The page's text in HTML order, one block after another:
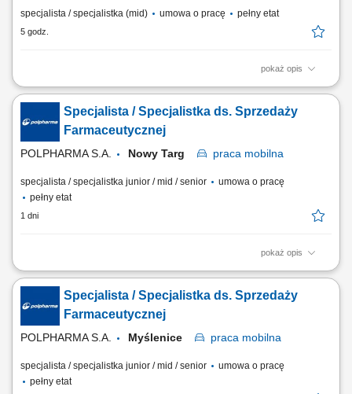
specjalista / specjalistka (mid) umowa o pracę pełny etat
5 godz.
pokaż opis
Aktywne realizowanie wyznaczonych celów handlowych w aptekach
niezależnych oraz lokalnych sieciach farmaceutycznych. Kształtowanie
profesjonalnego i pozytywnego wizerunku marki oraz portfolio
produktowego na podległym terenie. Nawiązywanie oraz długofalowe
rozwijanie partnerskich i biznesowych...
Specjalista / Specjalistka ds. Sprzedaży
Farmaceutycznej
POLPHARMA S.A. Nowy Targ praca mobilna
specjalista / specjalistka junior / mid / senior
umowa o pracę
pełny etat
1 dni
pokaż opis
Zakres obowiązków: Promowanie produktów z portfolio firmy w
środowisku medycznym. Budowanie i utrzymywanie długofalowych
relacji z lekarzami na powierzonym terenie. Reprezentowanie
organizacji podczas spotkań branżowych, konferencji i wydarzeń
naukowych. Realizacja założonych celów...
Specjalista / Specjalistka ds. Sprzedaży
Farmaceutycznej
POLPHARMA S.A. Myślenice praca mobilna
specjalista / specjalistka junior / mid / senior
umowa o pracę
pełny etat